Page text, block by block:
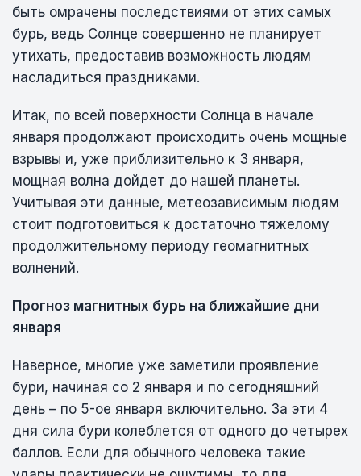
быть омрачены последствиями от этих самых
бурь, ведь Солнце совершенно не планирует
утихать, предоставив возможность людям
насладиться праздниками.
Итак, по всей поверхности Солнца в начале
января продолжают происходить очень мощные
взрывы и, уже приблизительно к 3 января,
мощная волна дойдет до нашей планеты.
Учитывая эти данные, метеозависимым людям
стоит подготовиться к достаточно тяжелому
продолжительному периоду геомагнитных
волнений.
Прогноз магнитных бурь на ближайшие дни
января
Наверное, многие уже заметили проявление
бури, начиная со 2 января и по сегодняшний
день – по 5-ое января включительно. За эти 4
дня сила бури колеблется от одного до четырех
баллов. Если для обычного человека такие